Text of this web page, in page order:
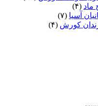
ماد (۴)
آسیا (۷)
کورش (۴)